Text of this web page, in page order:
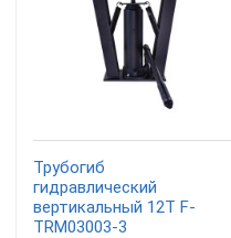
Трубогиб
гидравлический
вертикальный 12Т F-
TRM03003-3